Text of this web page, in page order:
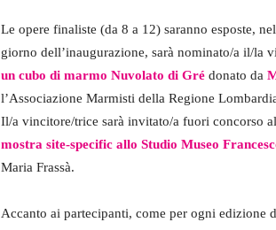
Le opere finaliste (da 8 a 12) saranno esposte,
giorno dell’inaugurazione, sarà nominato/a il/la
un cubo di marmo Nuvolato di Gré donato da
l’Associazione Marmisti della Regione
Il/a vincitore/trice sarà invitato/a fuori concorso
mostra site-specific allo Studio Museo
Maria Frassà.
Accanto ai partecipanti, come per ogni edizione